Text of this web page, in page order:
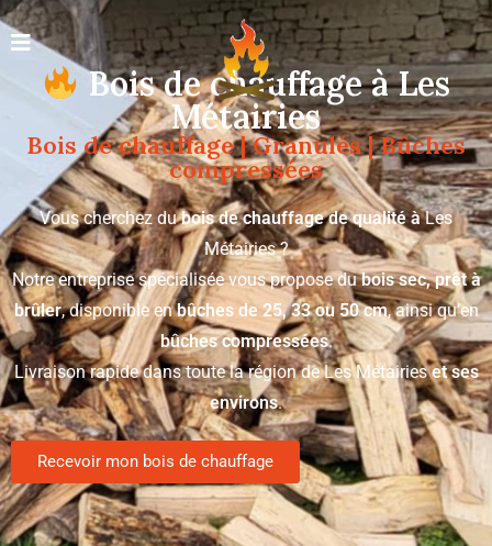
Bois de chauffage à Les
Métairies
Bois de chauffage | Granulés | Bûches
compressées
Vous cherchez dubois de chauffage de qualité àLes
Métairies ?
Notre entreprise spécialisée vous propose dubois sec, prêt à
brûler, disponible enbûches de 25, 33 ou 50 cm, ainsi qu’en
bûches compressées.
Livraison rapide dans toute la région de Les Métairieset ses
environs.
Recevoir mon bois de chauffage